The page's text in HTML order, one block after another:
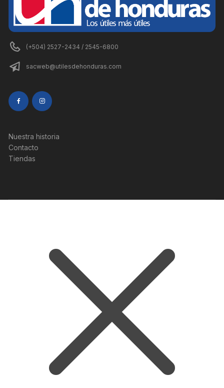
(+504) 2527-2434 / 2545-6800
sacweb@utilesdehonduras.com
Nuestra historia
Contacto
Tiendas